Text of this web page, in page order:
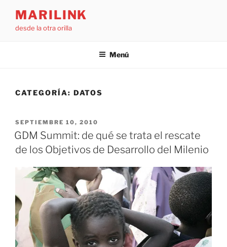
contenido
MARILINK
desde la otra orilla
Menú
CATEGORÍA: DATOS
PUBLICADO
EL
SEPTIEMBRE 10, 2010
GDM Summit: de qué se trata el rescate
de los Objetivos de Desarrollo del Milenio